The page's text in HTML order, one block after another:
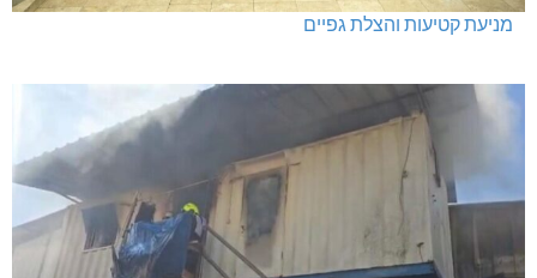
מניעת קטיעות והצלת גפיים